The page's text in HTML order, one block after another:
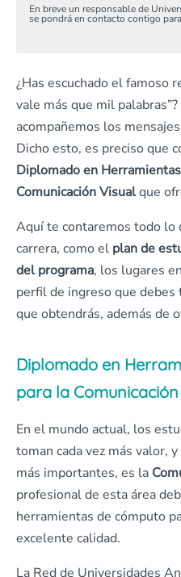
En breve un responsable de
se pondrá en contacto contigo
¿Has escuchado el famoso
vale más que mil
acompañemos los
Dicho esto, es preciso que
Diplomado en
Comunicación Visualque
Aquí te contaremos todo lo
carrera, como el plan de
del programa, los lugares
perfil de ingreso que debes
que obtendrás, además de
Diplomado en
para la
En el mundo actual, los
toman cada vez más valor,
más importantes, es la
profesional de esta área
herramientas de cómputo
excelente calidad.
La Red de Universidades